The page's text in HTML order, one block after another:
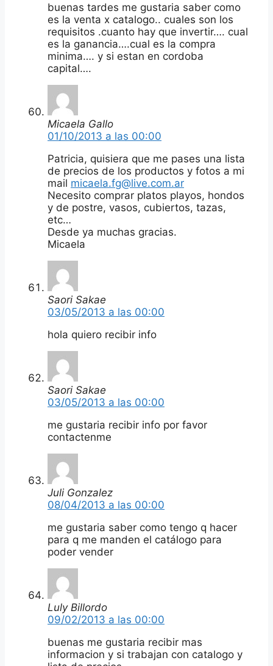
buenas tardes me gustaria saber como
es la venta x catalogo.. cuales son los
requisitos .cuanto hay que invertir…. cual
es la ganancia….cual es la compra
minima…. y si estan en cordoba
capital….
Micaela Gallo
01/10/2013 a las 00:00
Patricia, quisiera que me pases una lista
de precios de los productos y fotos a mi
mail micaela.fg@live.com.ar
Necesito comprar platos playos, hondos
y de postre, vasos, cubiertos, tazas,
etc…
Desde ya muchas gracias.
Micaela
Saori Sakae
03/05/2013 a las 00:00
hola quiero recibir info
Saori Sakae
03/05/2013 a las 00:00
me gustaria recibir info por favor
contactenme
Juli Gonzalez
08/04/2013 a las 00:00
me gustaria saber como tengo q hacer
para q me manden el catálogo para
poder vender
Luly Billordo
09/02/2013 a las 00:00
buenas me gustaria recibir mas
informacion y si trabajan con catalogo y